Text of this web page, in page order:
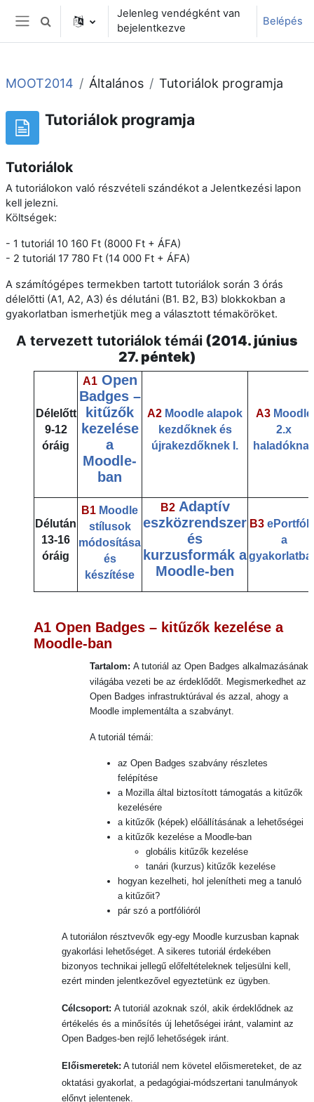
Tovább a fő tartalomhoz
Oldalpanel
Keresési bemeneti adatok váltása
Jelenleg vendégként van
bejelentkezve
Belépés
MOOT2014 Általános Tutoriálok programja
Tutoriálok programja
Tutoriálok
A tutoriálokon való részvételi szándékot a Jelentkezési lapon
kell jelezni.
Költségek:
- 1 tutoriál 10 160 Ft (8000 Ft + ÁFA)
- 2 tutoriál 17 780 Ft (14 000 Ft + ÁFA)
A számítógépes termekben tartott tutoriálok során 3 órás
délelőtti (A1, A2, A3) és délutáni (B1. B2, B3) blokkokban a
gyakorlatban ismerhetjük meg a választott témaköröket.
A tervezett tutoriálok témái (2014. június
27. péntek)
Délelőtt
9-12
óráig
A1 Open
Badges –
kitűzők
kezelése
a
Moodle-
ban
A2 Moodle alapok
kezdőknek és
újrakezdőknek I.
A3 Moodle
2.x
Délután
13-16
óráig
B1 Moodle
stílusok
módosítása
és
készítése
B2 Adaptív
eszközrendszer
és
kurzusformák a
Moodle-ben
B3
a
A1 Open Badges – kitűzők kezelése a
Moodle-ban
Tartalom: A tutoriál az Open Badges alkalmazásának
világába vezeti be az érdeklődőt. Megismerkedhet az
Open Badges infrastruktúrával és azzal, ahogy a
Moodle implementálta a szabványt.
A tutoriál témái:
az Open Badges szabvány részletes
felépítése
a Mozilla által biztosított támogatás a kitűzők
kezelésére
a kitűzők (képek) előállításának a lehetőségei
a kitűzők kezelése a Moodle-ban
globális kitűzők kezelése
tanári (kurzus) kitűzők kezelése
hogyan kezelheti, hol jelenítheti meg a tanuló
a kitűzőit?
pár szó a portfólióról
A tutoriálon résztvevők egy-egy Moodle kurzusban kapnak
gyakorlási lehetőséget. A sikeres tutoriál érdekében
bizonyos technikai jellegű előfeltételeknek teljesülni kell,
ezért minden jelentkezővel egyeztetünk ez ügyben.
Célcsoport: A tutoriál azoknak szól, akik érdeklődnek az
értékelés és a minősítés új lehetőségei iránt, valamint az
Open Badges-ben rejlő lehetőségek iránt.
Előismeretek: A tutoriál nem követel előismereteket, de az
oktatási gyakorlat, a pedagógiai-módszertani tanulmányok
előnyt jelentenek.